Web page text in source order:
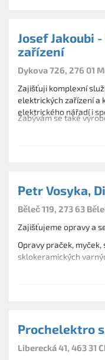
Josef Jakoubi
zařízení
Dykova 726, 276 01
Zajišťuji komplexní
elektrických zařízení a
elektrického nářadí i
Zabývám se také
Petr Vosyka,
Běleč 119, 273 63
Zajišťujeme opravy a
Opravy praček,
sklokeramických
Prochelektro
Liberecká 41, 463 31